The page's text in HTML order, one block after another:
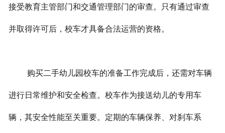
接受教育主管部门和交通管理部门的审查。只有通过审查
并取得许可后，校车才具备合法运营的资格。
购买二手幼儿园校车的准备工作完成后，还需对车辆
进行日常维护和安全检查。校车作为接送幼儿的专用车
辆，其安全性能至关重要。定期的车辆保养、对刹车系